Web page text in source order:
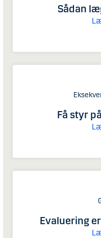
Sådan
Få styr
Evaluering